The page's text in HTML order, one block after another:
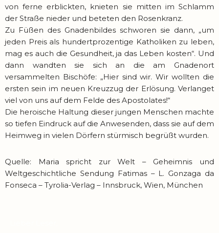
von ferne erblickten, knieten sie mitten im Schlamm
der Straße nieder und beteten den Rosenkranz.
Zu Füßen des Gnadenbildes schworen sie dann, „um
jeden Preis als hundertprozentige Katholiken zu leben,
mag es auch die Gesundheit, ja das Leben kosten“. Und
dann wandten sie sich an die am Gnadenort
versammelten Bischöfe: „Hier sind wir. Wir wollten die
ersten sein im neuen Kreuzzug der Erlösung. Verlanget
viel von uns auf dem Felde des Apostolates!“
Die heroische Haltung dieser jungen Menschen machte
so tiefen Eindruck auf die Anwesenden, dass sie auf dem
Heimweg in vielen Dörfern stürmisch begrüßt wurden.
Quelle: Maria spricht zur Welt – Geheimnis und
Weltgeschichtliche Sendung Fatimas – L. Gonzaga da
Fonseca – Tyrolia-Verlag – Innsbruck, Wien, München